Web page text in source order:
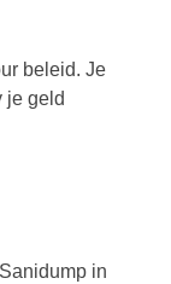
beleid. Je
je geld
in